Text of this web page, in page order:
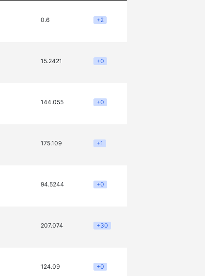
0.6 +2
15.2421 +0
144.055 +0
175.109 +1
94.5244 +0
207.074 +30
124.09 +0